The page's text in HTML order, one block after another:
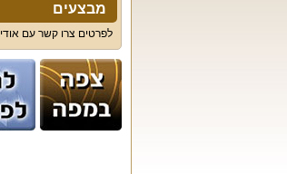
מבצעים
לפרטים צרו קשר עם אודי